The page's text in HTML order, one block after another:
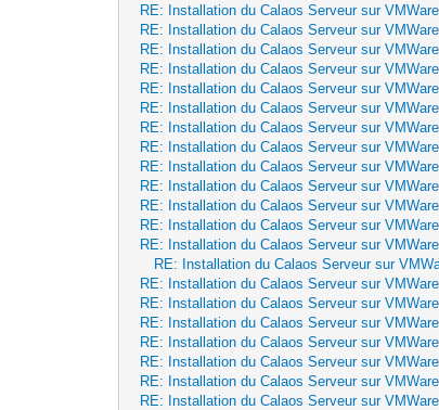
RE: Installation du Calaos Serveur sur VMWare
RE: Installation du Calaos Serveur sur VMWare
RE: Installation du Calaos Serveur sur VMWare
RE: Installation du Calaos Serveur sur VMWare
RE: Installation du Calaos Serveur sur VMWare
RE: Installation du Calaos Serveur sur VMWare
RE: Installation du Calaos Serveur sur VMWare
RE: Installation du Calaos Serveur sur VMWare
RE: Installation du Calaos Serveur sur VMWare
RE: Installation du Calaos Serveur sur VMWare
RE: Installation du Calaos Serveur sur VMWare
RE: Installation du Calaos Serveur sur VMWare
RE: Installation du Calaos Serveur sur VMWare
RE: Installation du Calaos Serveur sur
RE: Installation du Calaos Serveur sur VMWare
RE: Installation du Calaos Serveur sur VMWare
RE: Installation du Calaos Serveur sur VMWare
RE: Installation du Calaos Serveur sur VMWare
RE: Installation du Calaos Serveur sur VMWare
RE: Installation du Calaos Serveur sur VMWare
RE: Installation du Calaos Serveur sur VMWare